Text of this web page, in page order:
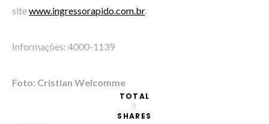
sitewww.ingressorapido.com.br.
Informações: 4000-1139
Foto: Cristian Welcomme
TOTAL
0
SHARES